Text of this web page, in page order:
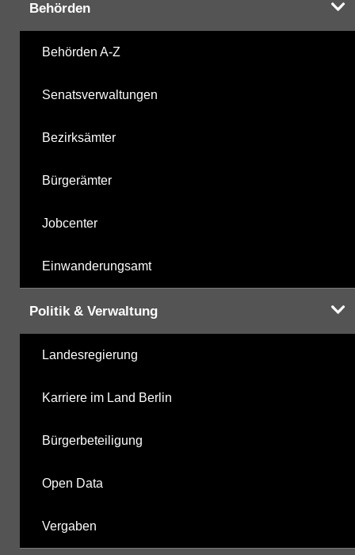
Behörden
Behörden A-Z
Senatsverwaltungen
Bezirksämter
Bürgerämter
Jobcenter
Einwanderungsamt
Politik & Verwaltung
Landesregierung
Karriere im Land Berlin
Bürgerbeteiligung
Open Data
Vergaben